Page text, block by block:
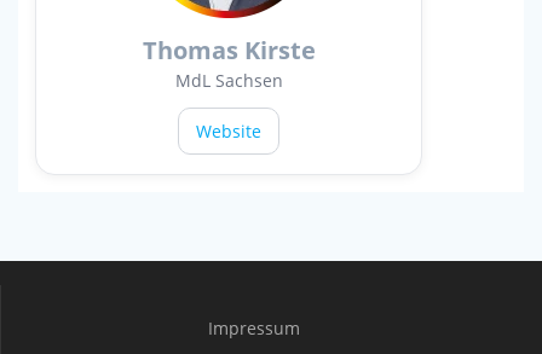
Thomas Kirste
MdL Sachsen
Website
Impressum